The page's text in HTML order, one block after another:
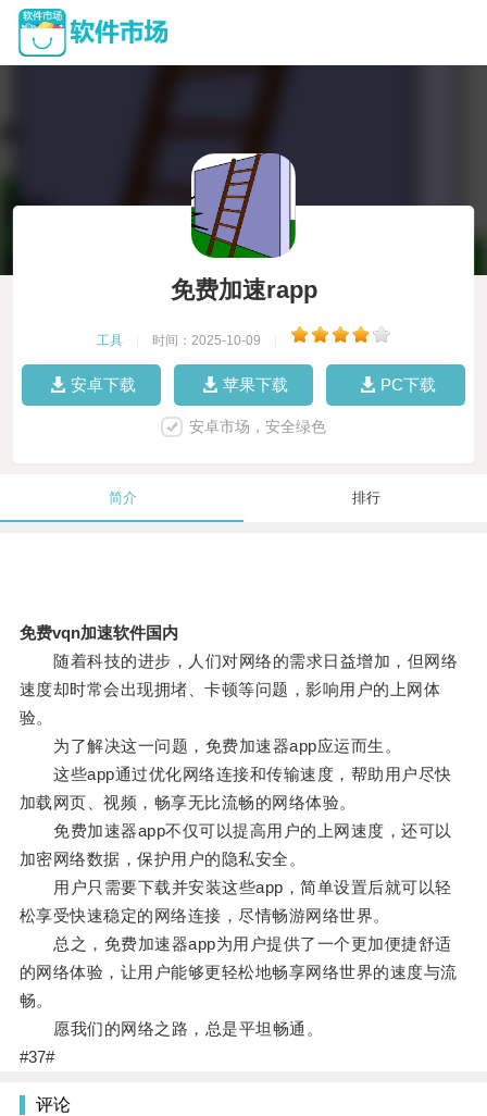
免费加速rapp
工具 时间：2025-10-09
安卓下载 苹果下载 PC下载
安卓市场，安全绿色
简介 排行
免费vqn加速软件国内
随着科技的进步，人们对网络的需求日益增加，但网络
速度却时常会出现拥堵、卡顿等问题，影响用户的上网体
验。
为了解决这一问题，免费加速器app应运而生。
这些app通过优化网络连接和传输速度，帮助用户尽快
加载网页、视频，畅享无比流畅的网络体验。
免费加速器app不仅可以提高用户的上网速度，还可以
加密网络数据，保护用户的隐私安全。
用户只需要下载并安装这些app，简单设置后就可以轻
松享受快速稳定的网络连接，尽情畅游网络世界。
总之，免费加速器app为用户提供了一个更加便捷舒适
的网络体验，让用户能够更轻松地畅享网络世界的速度与流
畅。
愿我们的网络之路，总是平坦畅通。
#37#
评论